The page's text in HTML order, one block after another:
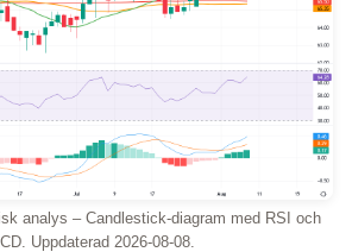
analys – Candlestick-diagram med RSI och
Uppdaterad 2026-08-08.